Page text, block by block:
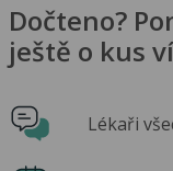
Dočteno?
ještě o kus
Lékaři